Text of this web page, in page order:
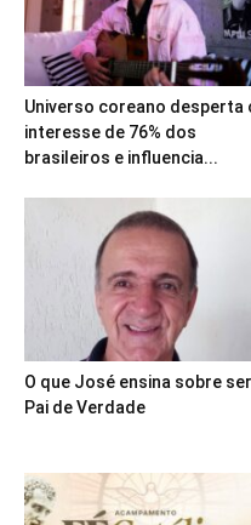
Universo coreano desperta
interesse de 76% dos
brasileiros e influencia...
O que José ensina sobre ser
Pai de Verdade